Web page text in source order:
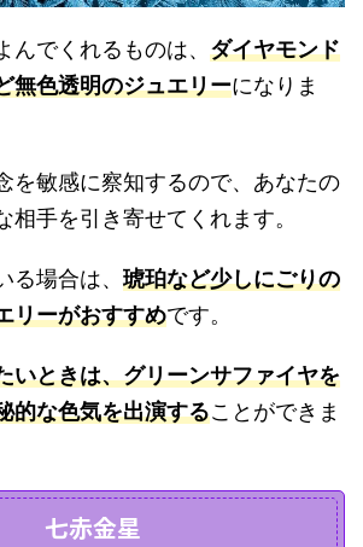
んでくれるものは、 ダイヤモンド
無色透明のジュエリーになりま
を敏感に察知するので、あなたの
相手を引き寄せてくれます。
る場合は、 琥珀など少しにごりの
リーがおすすめです。
いときは、グリーンサファイヤを
的な色気を出演することができま
七赤金星